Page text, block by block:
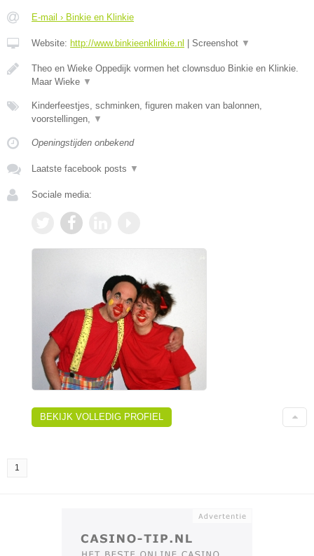
E-mail › Binkie en Klinkie
Website: http://www.binkieenklinkie.nl Screenshot ▼
Theo en Wieke Oppedijk vormen het clownsduo Binkie en Klinkie.
Maar Wieke ▼
Kinderfeestjes, schminken, figuren maken van balonnen,
voorstellingen, ▼
Openingstijden onbekend
Laatste facebook posts ▼
Sociale media:
BEKIJK VOLLEDIG PROFIEL
1